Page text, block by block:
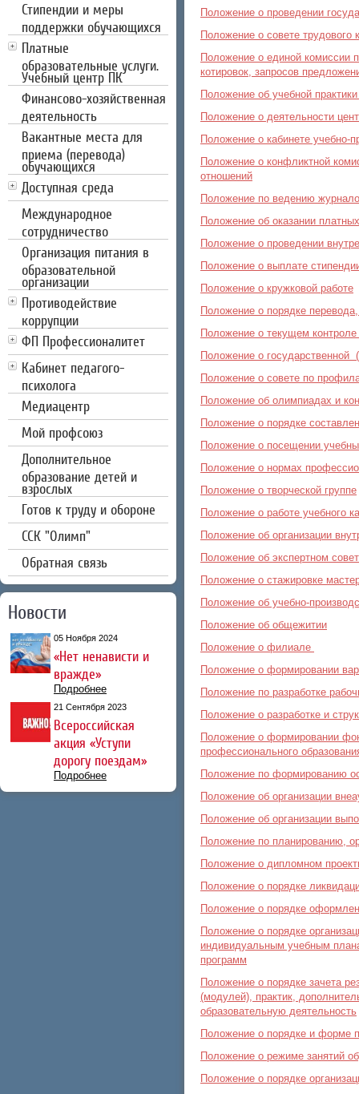
Стипендии и меры
поддержки обучающихся
Платные
образовательные услуги.
Учебный центр ПК
Финансово-хозяйственная
деятельность
Вакантные места для
приема (перевода)
обучающихся
Доступная среда
Международное
сотрудничество
Организация питания в
образовательной
организации
Противодействие
коррупции
ФП Профессионалитет
Кабинет педагого-
психолога
Медиацентр
Мой профсоюз
Дополнительное
образование детей и
взрослых
Готов к труду и обороне
CCК "Олимп"
Обратная связь
Новости
05 Ноября 2024
«Нет ненависти и
вражде»
Подробнее
21 Сентября 2023
Всероссийская
акция «Уступи
дорогу поездам»
Подробнее
Положение о проведении
Положение о совете трудового
Положение о единой комиссии
котировок, запросов
Положение об учебной
Положение о деятельности
Положение о кабинете учебно-
Положение о конфликтной
отношений
Положение по ведению
Положение об оказании
Положение о проведении
Положение о выплате
Положение о кружковой работе
Положение о порядке
Положение о текущем
Положение о государственной
Положение о совете по
Положение об олимпиадах и
Положение о порядке
Положение о посещении
Положение о нормах
Положение о творческой группе
Положение о работе учебного
Положение об организации
Положение об экспертном
Положение о стажировке
Положение об учебно-
Положение об общежитии
Положение о филиале
Положение о формировании
Положение по разработке
Положение о разработке и
Положение о формировании
профессионального
Положение по формированию
Положение об организации
Положение об организации
Положение по планированию,
Положение о дипломном
Положение о порядке
Положение о порядке
Положение о порядке
индивидуальным учебным
программ
Положение о порядке зачета
(модулей), практик,
образовательную деятельность
Положение о порядке и форме
Положение о режиме занятий
Положение о порядке